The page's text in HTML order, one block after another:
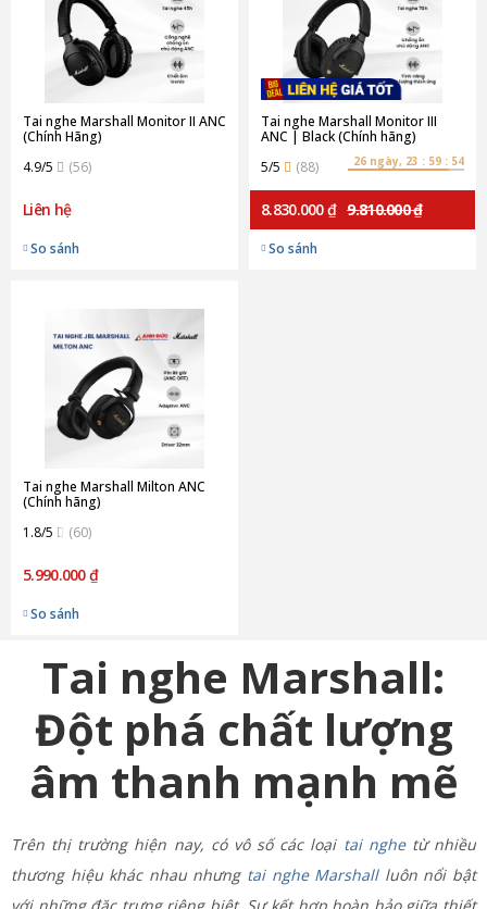
Tai nghe Marshall Monitor II ANC
(Chính Hãng)
4.9/5
(56)
Liên hệ
So sánh
Tai nghe Marshall Monitor III
ANC | Black (Chính hãng)
5/5
(88) 26 ngày, 23 : 59 : 53
8.830.000 ₫ 9.810.000 ₫
So sánh
Tai nghe Marshall Milton ANC
(Chính hãng)
1.8/5
(60)
5.990.000 ₫
So sánh
Tai nghe Marshall:
Đột phá chất lượng
âm thanh mạnh mẽ
Trên thị trường hiện nay, có vô số các loại tai nghetừ nhiều
thương hiệu khác nhau nhưng tai nghe Marshallluôn nổi bật